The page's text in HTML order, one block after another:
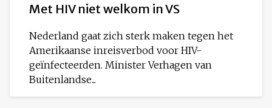
Met HIV niet welkom in VS
Nederland gaat zich sterk maken tegen het
Amerikaanse inreisverbod voor HIV-
geïnfecteerden. Minister Verhagen van
Buitenlandse...